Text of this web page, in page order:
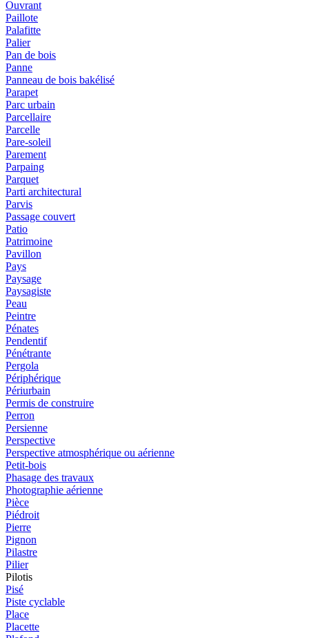
Ouvrant
Paillote
Palafitte
Palier
Pan de bois
Panne
Panneau de bois bakélisé
Parapet
Parc urbain
Parcellaire
Parcelle
Pare-soleil
Parement
Parpaing
Parquet
Parti architectural
Parvis
Passage couvert
Patio
Patrimoine
Pavillon
Pays
Paysage
Paysagiste
Peau
Peintre
Pénates
Pendentif
Pénétrante
Pergola
Périphérique
Périurbain
Permis de construire
Perron
Persienne
Perspective
Perspective atmosphérique ou aérienne
Petit-bois
Phasage des travaux
Photographie aérienne
Pièce
Piédroit
Pierre
Pignon
Pilastre
Pilier
Pilotis
Pisé
Piste cyclable
Place
Placette